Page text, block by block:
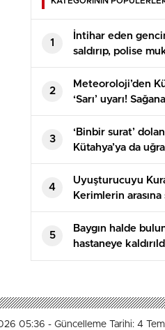
1
İntihar eden
saldırıp, polise
eden 6 şüpheli
2
Meteoroloji’den
‘Sarı’ uyarı!
3
‘Binbir surat’
Kütahya’ya da
4
Uyuşturucuyu
Kerimlerin arasına
5 tutuklama
5
Baygın halde
hastaneye
05:36 - Güncelleme Tarihi: 4